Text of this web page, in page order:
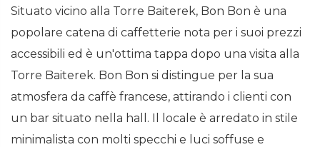
Situato vicino alla Torre Baiterek, Bon Bon è una
popolare catena di caffetterie nota per i suoi prezzi
accessibili ed è un'ottima tappa dopo una visita alla
Torre Baiterek. Bon Bon si distingue per la sua
atmosfera da caffè francese, attirando i clienti con
un bar situato nella hall. Il locale è arredato in stile
minimalista con molti specchi e luci soffuse e